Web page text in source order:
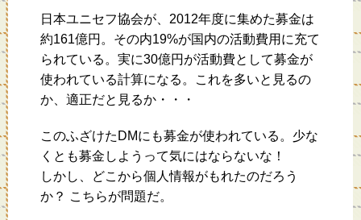
日本ユニセフ協会が、2012年度に集めた募金は
約161億円。その内19%が国内の活動費用に充て
られている。実に30億円が活動費として募金が
使われている計算になる。これを多いと見るの
か、適正だと見るか・・・
このふざけたDMにも募金が使われている。少な
くとも募金しようって気にはならないな！
しかし、どこから個人情報がもれたのだろう
か？ こちらが問題だ。